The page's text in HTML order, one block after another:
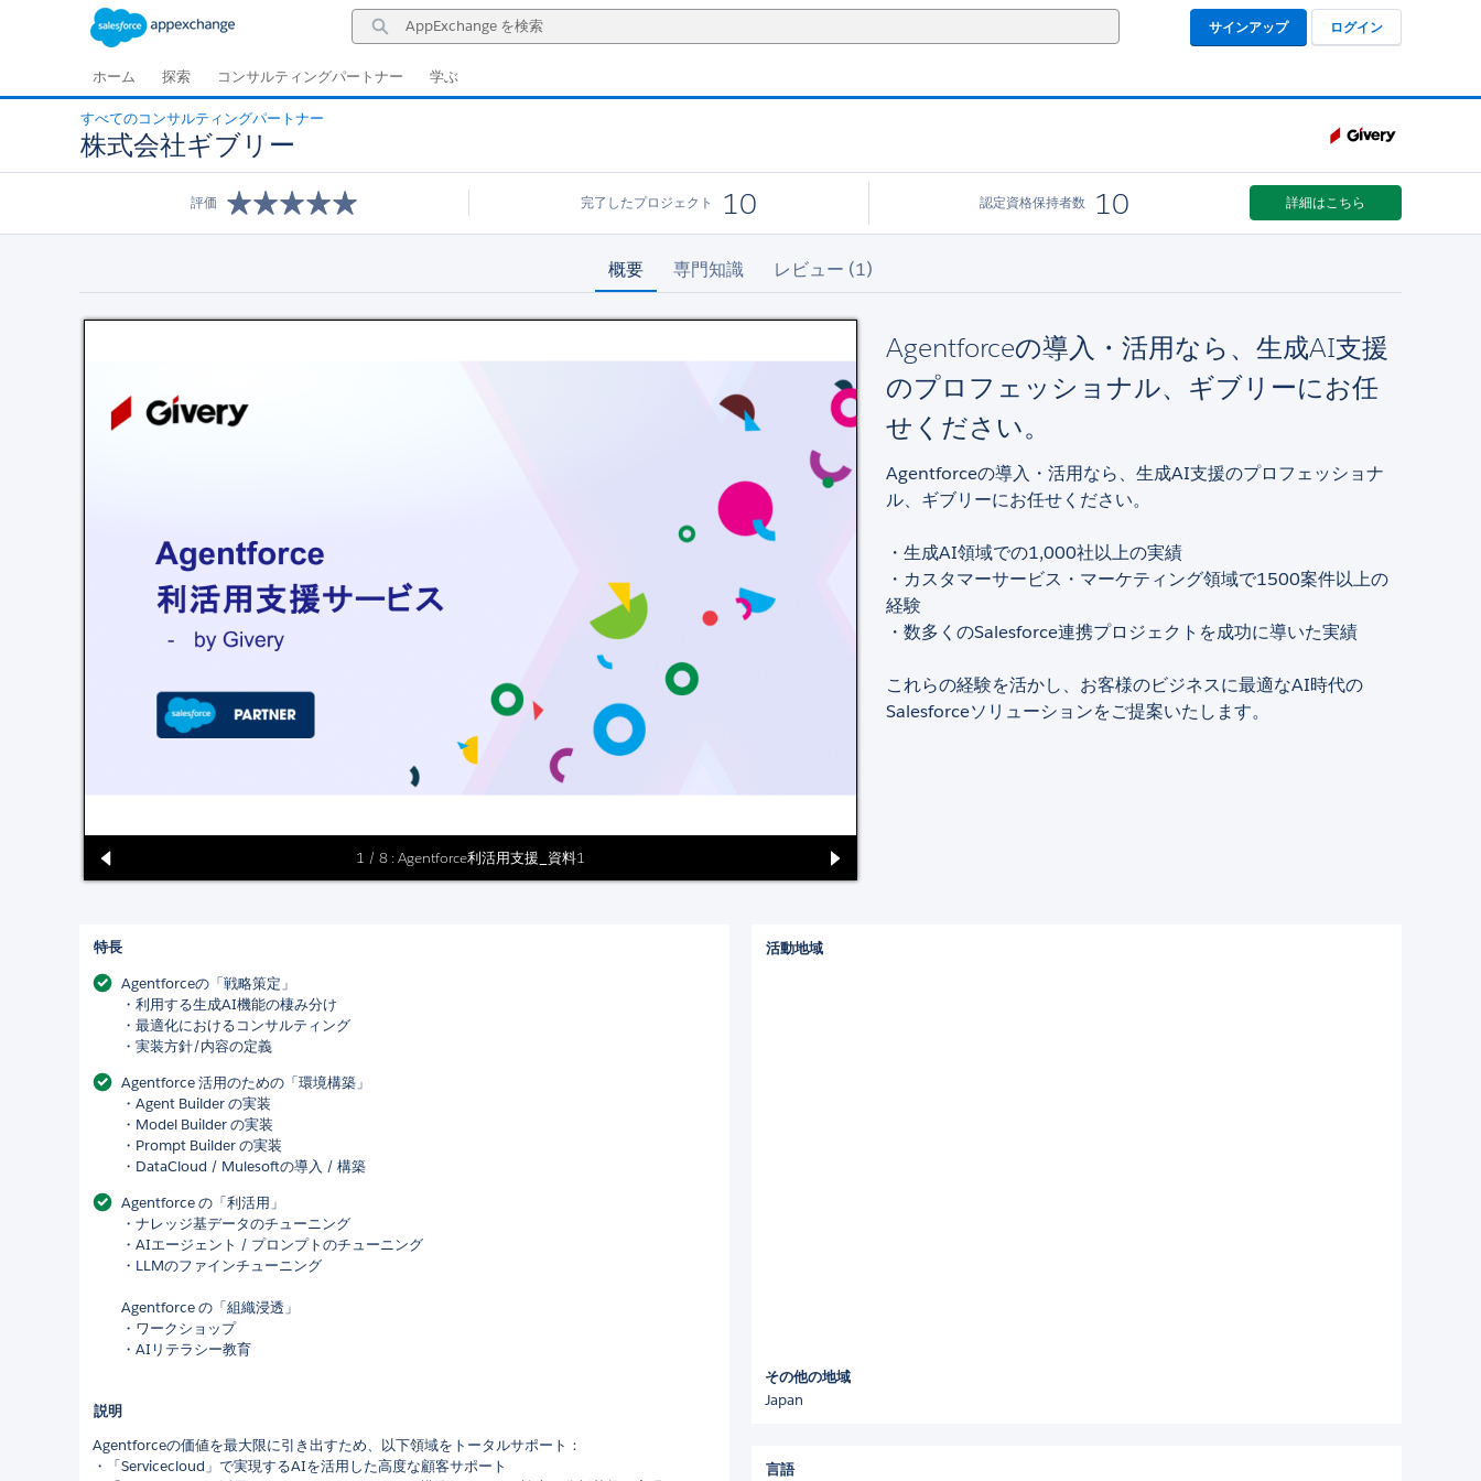
シ
ス
プ
ン
に
ッ
AppExchange
を
索
サインアップ ログイン
ホーム 探索 コンサルティングパートナー 学ぶ
すべてのコンサルティングパートナー
株式会社ギブリー
評価 完了したプロジェクト 10 認定資格保持者数 10 詳細はこちら
概要 専門知識 レビュー (1)
1 / 8 : Agentforce利活用支援_資料1
Agentforceの導入・活用なら、生成AI支援
のプロフェッショナル、ギブリーにお任
せください。
Agentforceの導入・活用なら、生成AI支援のプロフェッショナ
ル、ギブリーにお任せください。
・生成AI領域での1,000社以上の実績
・カスタマーサービス・マーケティング領域で1500案件以上の
経験
・数多くのSalesforce連携プロジェクトを成功に導いた実績
これらの経験を活かし、お客様のビジネスに最適なAI時代の
Salesforceソリューションをご提案いたします。
特長
Agentforceの「戦略策定」
・利用する生成AI機能の棲み分け
・最適化におけるコンサルティング
・実装方針/内容の定義
Agentforce 活用のための「環境構築」
・Agent Builder の実装
・Model Builder の実装
・Prompt Builder の実装
・DataCloud / Mulesoftの導入 / 構築
Agentforce の「利活用」
・ナレッジ基データのチューニング
・AIエージェント / プロンプトのチューニング
・LLMのファインチューニング
Agentforce の「組織浸透」
・ワークショップ
・AIリテラシー教育
説明
Agentforceの価値を最大限に引き出すため、以下領域をトータルサポート：
・「Servicecloud」で実現するAIを活用した高度な顧客サポート
活動地域
その他の地域
Japan
言語